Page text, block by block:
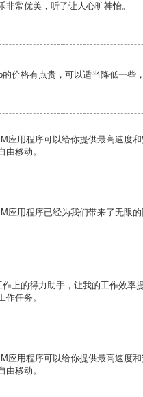
非常优美，听了让人心旷神怡。
价格有点贵，可以适当降低一些
应用程序可以给你提供最高速度
由移动。
应用程序已经为我们带来了无限
作上的得力助手，让我的工作效率
作任务。
应用程序可以给你提供最高速度
由移动。